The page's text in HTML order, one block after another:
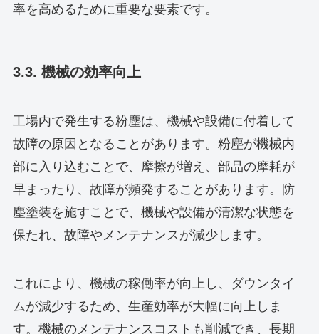
率を高めるために重要な要素です。
3.3. 機械の効率向上
工場内で発生する粉塵は、機械や設備に付着して
故障の原因となることがあります。粉塵が機械内
部に入り込むことで、摩擦が増え、部品の摩耗が
早まったり、故障が頻発することがあります。防
塵塗装を施すことで、機械や設備が清潔な状態を
保たれ、故障やメンテナンスが減少します。
これにより、機械の稼働率が向上し、ダウンタイ
ムが減少するため、生産効率が大幅に向上しま
す。機械のメンテナンスコストも削減でき、長期